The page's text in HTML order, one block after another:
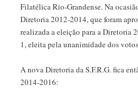
Filatélica Rio-Grandense. Na
Diretoria 2012-2014, que foram
realizada a eleição para a Diretoria
1, eleita pela unanimidade dos
A nova Diretoria da S.F.R.G. fica
2014-2016: